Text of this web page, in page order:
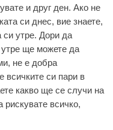
и друг ден. Ако не
си днес, вие знаете,
си утре. Дори да
утре ще можете да
не е добра
всичките си пари в
какво ще се случи на
рискувате всичко,